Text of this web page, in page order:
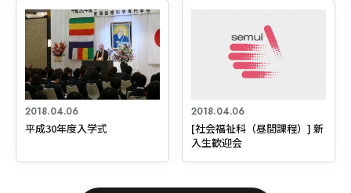
2018.04.06
平成30年度入学式
2018.04.06
[社会福祉科（昼間課程）] 新
入生歓迎会